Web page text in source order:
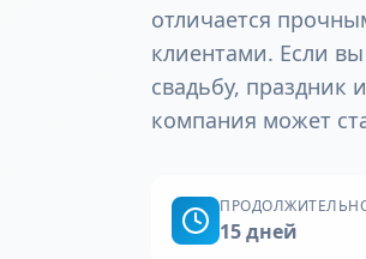
отличается
клиентами. Если
свадьбу, праздник
компания может
15 дней